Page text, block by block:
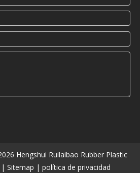
Hengshui Ruilaibao Rubber Plastic
| Sitemap | política de privacidad